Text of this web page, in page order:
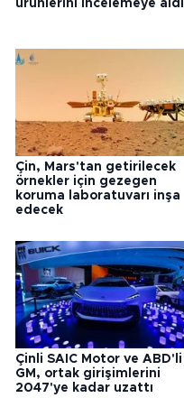
ürünlerini incelemeye aldı
Çin, Mars'tan getirilecek
örnekler için gezegen
koruma laboratuvarı inşa
edecek
Çinli SAIC Motor ve ABD'li
GM, ortak girişimlerini
2047'ye kadar uzattı